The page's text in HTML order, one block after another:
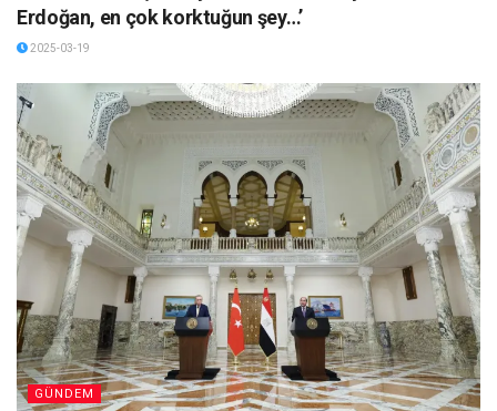
Erdoğan, en çok korktuğun şey…’
2025-03-19
GÜNDEM